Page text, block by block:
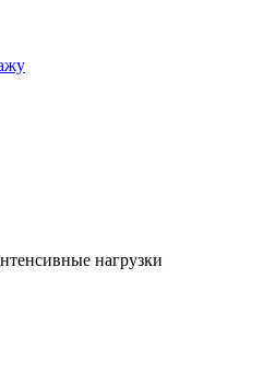
нагрузки